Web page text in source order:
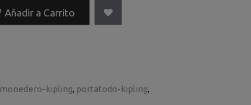
Añadir a Carrito
monedero-kipling portatodo-kipling